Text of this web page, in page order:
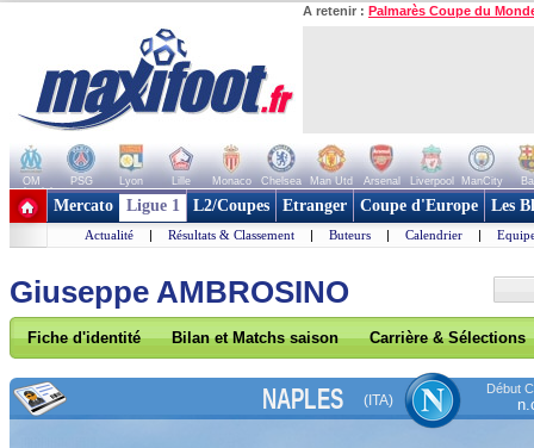
A retenir : Palmarès Coupe du
OM PSG Lyon Lille Monaco Chelsea Man Utd Arsenal Liverpool ManCity
+ de clubs
Mercato Ligue 1 L2/Coupes Etranger Coupe d'Europe Les
Actualité | Résultats & Classement | Buteurs | Calendrier |
Giuseppe AMBROSINO
Fiche d'identité Bilan et Matchs saison Carrière & Sélections
NAPLES (ITA)
Début